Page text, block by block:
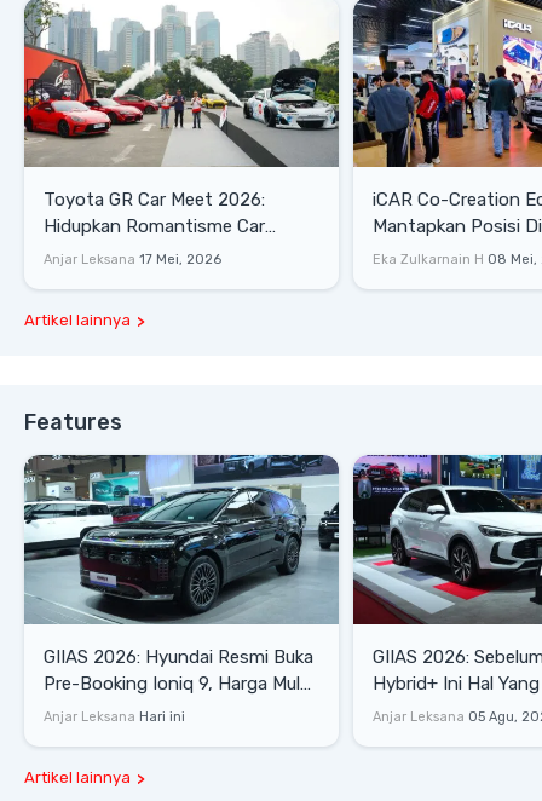
Toyota GR Car Meet 2026:
Hidupkan Romantisme Car
Culture Era 90-an
Anjar Leksana 17 Mei, 2026
iCAR Co-Creation
Mantapkan Posisi
Gaya Hidup
Eka Zulkarnain H 08 Mei,
Artikel lainnya
Features
GIIAS 2026: Hyundai Resmi Buka
Pre-Booking Ioniq 9, Harga Mulai
Rp1,49 Miliar
Anjar Leksana Hari ini
GIIAS 2026:
Hybrid+ Ini Hal
Diketahui
Anjar Leksana 05 Agu,
Artikel lainnya